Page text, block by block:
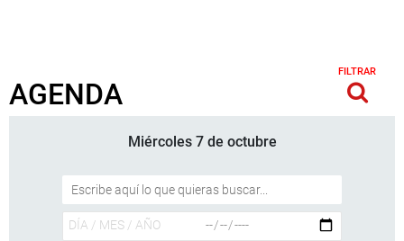
AGENDA
FILTRAR
Miércoles 7 de octubre